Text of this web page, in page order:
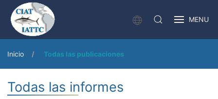
MENU
Inicio Todas las publicaciones
Todas las informes